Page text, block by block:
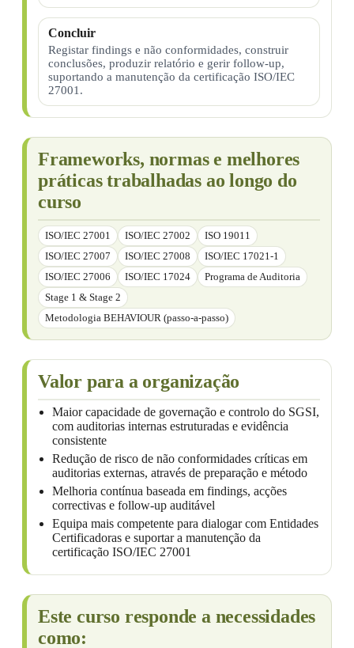
Concluir
Registar findings e não conformidades, construir
conclusões, produzir relatório e gerir follow-up,
suportando a manutenção da certificação ISO/IEC
27001.
Frameworks, normas e melhores
práticas trabalhadas ao longo do
curso
ISO/IEC 27001 ISO/IEC 27002
ISO 19011
ISO/IEC 27007
ISO/IEC 27008
ISO/IEC 17021-1
ISO/IEC 27006
ISO/IEC 17024
Programa de Auditoria
Stage 1 & Stage 2
Metodologia BEHAVIOUR (passo-a-passo)
Valor para a organização
Maior capacidade de governação e controlo do SGSI,
com auditorias internas estruturadas e evidência
consistente
Redução de risco de não conformidades críticas em
auditorias externas, através de preparação e método
Melhoria contínua baseada em findings, acções
correctivas e follow-up auditável
Equipa mais competente para dialogar com Entidades
Certificadoras e suportar a manutenção da
certificação ISO/IEC 27001
Este curso responde a necessidades
como: